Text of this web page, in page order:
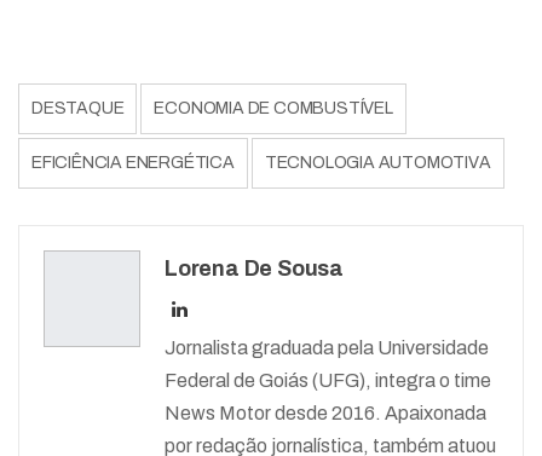
DESTAQUE ECONOMIA DE COMBUSTÍVEL
EFICIÊNCIA ENERGÉTICA TECNOLOGIA AUTOMOTIVA
Lorena De Sousa
Jornalista graduada pela Universidade
Federal de Goiás (UFG), integra o time
News Motor desde 2016. Apaixonada
por redação jornalística, também atuou